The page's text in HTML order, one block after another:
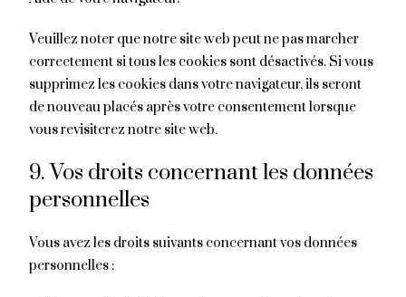
Veuillez noter que notre site web peut ne pas marcher
correctement si tous les cookies sont désactivés. Si vous
supprimez les cookies dans votre navigateur, ils seront
de nouveau placés après votre consentement lorsque
vous revisiterez notre site web.
9. Vos droits concernant les données
personnelles
Vous avez les droits suivants concernant vos données
personnelles :